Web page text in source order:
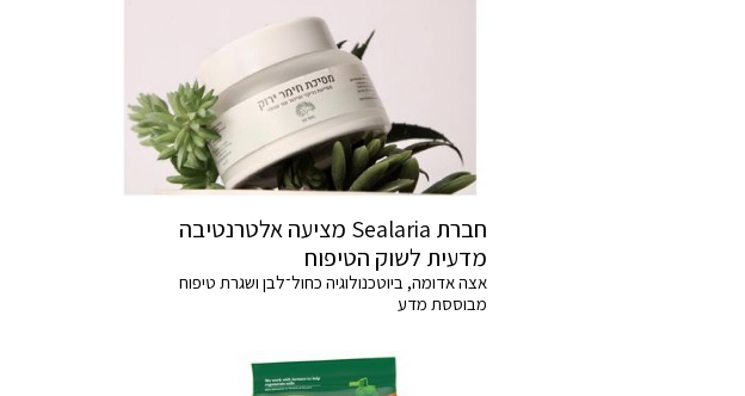
חברת Sealaria מציעה אלטרנטיבה
מדעית לשוק הטיפוח
אצה אדומה, ביוטכנולוגיה כחול־לבן ושגרת טיפוח
מבוססת מדע